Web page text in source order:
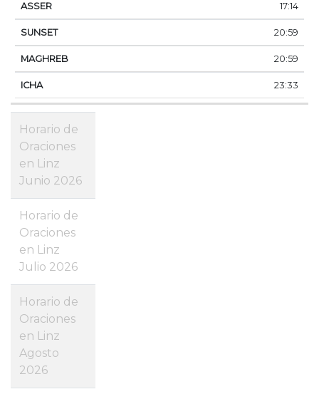
17:14
20:59
20:59
23:33
Horario de
Oraciones
en Linz
Junio 2026
Horario de
Oraciones
en Linz
Julio 2026
Horario de
Oraciones
en Linz
Agosto
2026